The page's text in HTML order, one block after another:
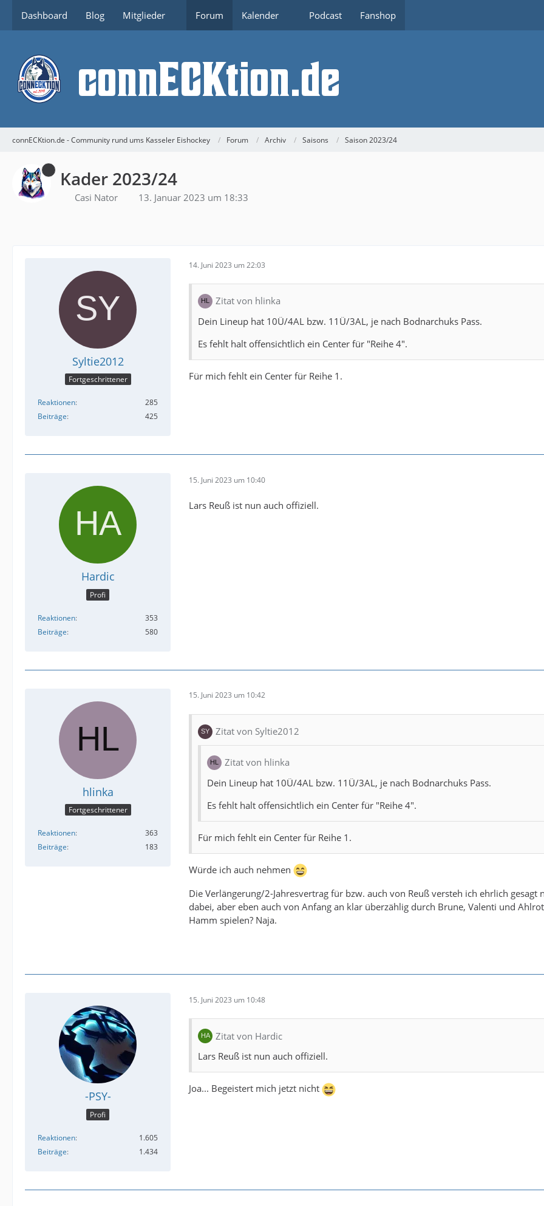
Dashboard Blog Mitglieder Forum Kalender Podcast Fanshop
connECKtion.de - Community rund ums Kasseler Eishockey Forum Archiv Saisons Saison 2023/24
Kader 2023/24
Casi Nator 13. Januar 2023 um 18:33
Syltie2012
Fortgeschrittener
Reaktionen
285
Beiträge
425
14. Juni 2023 um 22:03
Zitat von hlinka
Dein Lineup hat 10Ü/4AL bzw. 11Ü/3AL, je nach Bodnarchuks Pass.
Es fehlt halt offensichtlich ein Center für "Reihe 4".
Für mich fehlt ein Center für Reihe 1.
Hardic
Profi
Reaktionen
353
Beiträge
580
15. Juni 2023 um 10:40
Lars Reuß ist nun auch offiziell.
hlinka
Fortgeschrittener
Reaktionen
363
Beiträge
183
15. Juni 2023 um 10:42
Zitat von Syltie2012
Zitat von hlinka
Dein Lineup hat 10Ü/4AL bzw. 11Ü/3AL, je nach Bodnarchuks Pass.
Es fehlt halt offensichtlich ein Center für "Reihe 4".
Für mich fehlt ein Center für Reihe 1.
Würde ich auch nehmen
Die Verlängerung/2-Jahresvertrag für bzw. auch von Reuß versteh ich ehrlich
dabei, aber eben auch von Anfang an klar überzählig durch Brune, Valenti und
Hamm spielen? Naja.
-PSY-
Profi
Reaktionen
1.605
Beiträge
1.434
15. Juni 2023 um 10:48
Zitat von Hardic
Lars Reuß ist nun auch offiziell.
Joa... Begeistert mich jetzt nicht